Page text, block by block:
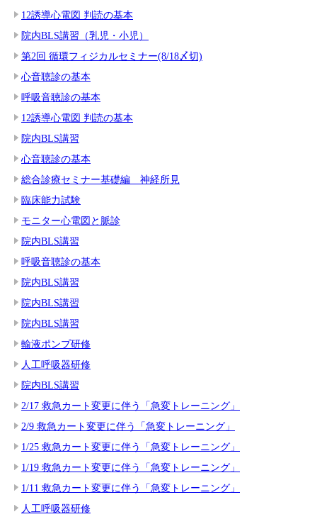
12誘導心電図 判読の基本
院内BLS講習（乳児・小児）
第2回 循環フィジカルセミナー(8/18〆切)
心音聴診の基本
呼吸音聴診の基本
12誘導心電図 判読の基本
院内BLS講習
心音聴診の基本
総合診療セミナー基礎編 神経所見
臨床能力試験
モニター心電図と脈診
院内BLS講習
呼吸音聴診の基本
院内BLS講習
院内BLS講習
院内BLS講習
輸液ポンプ研修
人工呼吸器研修
院内BLS講習
2/17 救急カート変更に伴う「急変トレーニング」
2/9 救急カート変更に伴う「急変トレーニング」
1/25 救急カート変更に伴う「急変トレーニング」
1/19 救急カート変更に伴う「急変トレーニング」
1/11 救急カート変更に伴う「急変トレーニング」
人工呼吸器研修